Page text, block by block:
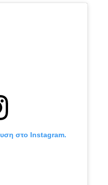
στο Instagram.